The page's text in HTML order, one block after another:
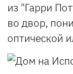
из "Гарри
во двор,
оптической